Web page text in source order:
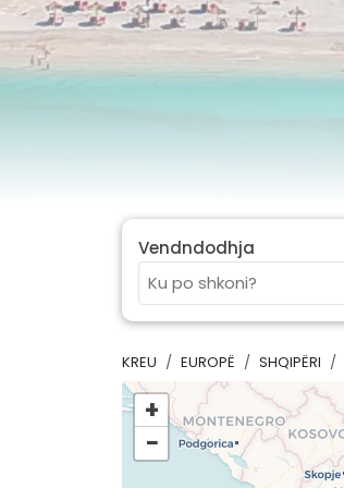
Vendndodhja
KREU EUROPË SHQIPËRI
+
−